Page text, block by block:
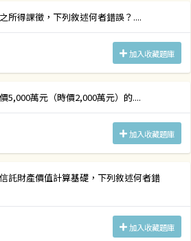
所得課徵，下列敘述何者錯誤？....
加入收藏題庫
5,000萬元（時價2,000萬元）的....
加入收藏題庫
託財產價值計算基礎，下列敘述何者錯
加入收藏題庫